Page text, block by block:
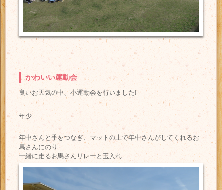
かわいい運動会
良いお天気の中、小運動会を行いました!
年少
年中さんと手をつなぎ、マットの上で年中さんがしてくれるお
馬さんにのり
一緒に走るお馬さんリレーと玉入れ